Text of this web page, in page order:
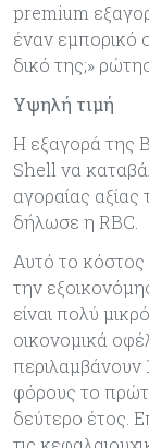
premium
έναν εμπορικό
δικό της;»
Υψηλή τιμή
Η εξαγορά της
Shell να
αγοραίας αξίας
δήλωσε η RBC.
Αυτό το κόστος
την
είναι πολύ
οικονομικά
περιλαμβάνουν
φόρους το
δεύτερο έτος.